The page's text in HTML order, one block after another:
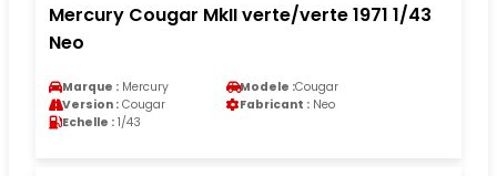
Mercury Cougar MkII verte/verte 1971 1/43
Neo
Marque : Mercury Modele :Cougar
Version : Cougar Fabricant : Neo
Echelle : 1/43